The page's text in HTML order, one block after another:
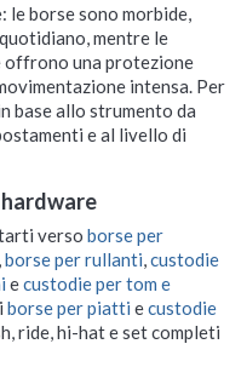
le borse sono morbide,
mentre le
offrono una protezione
intensa. Per
base allo strumento da
e al livello di
verso borse per
borse per rullanti custodie
ecustodie per tom e
borse per piatti ecustodie
ride, hi-hat e set completi